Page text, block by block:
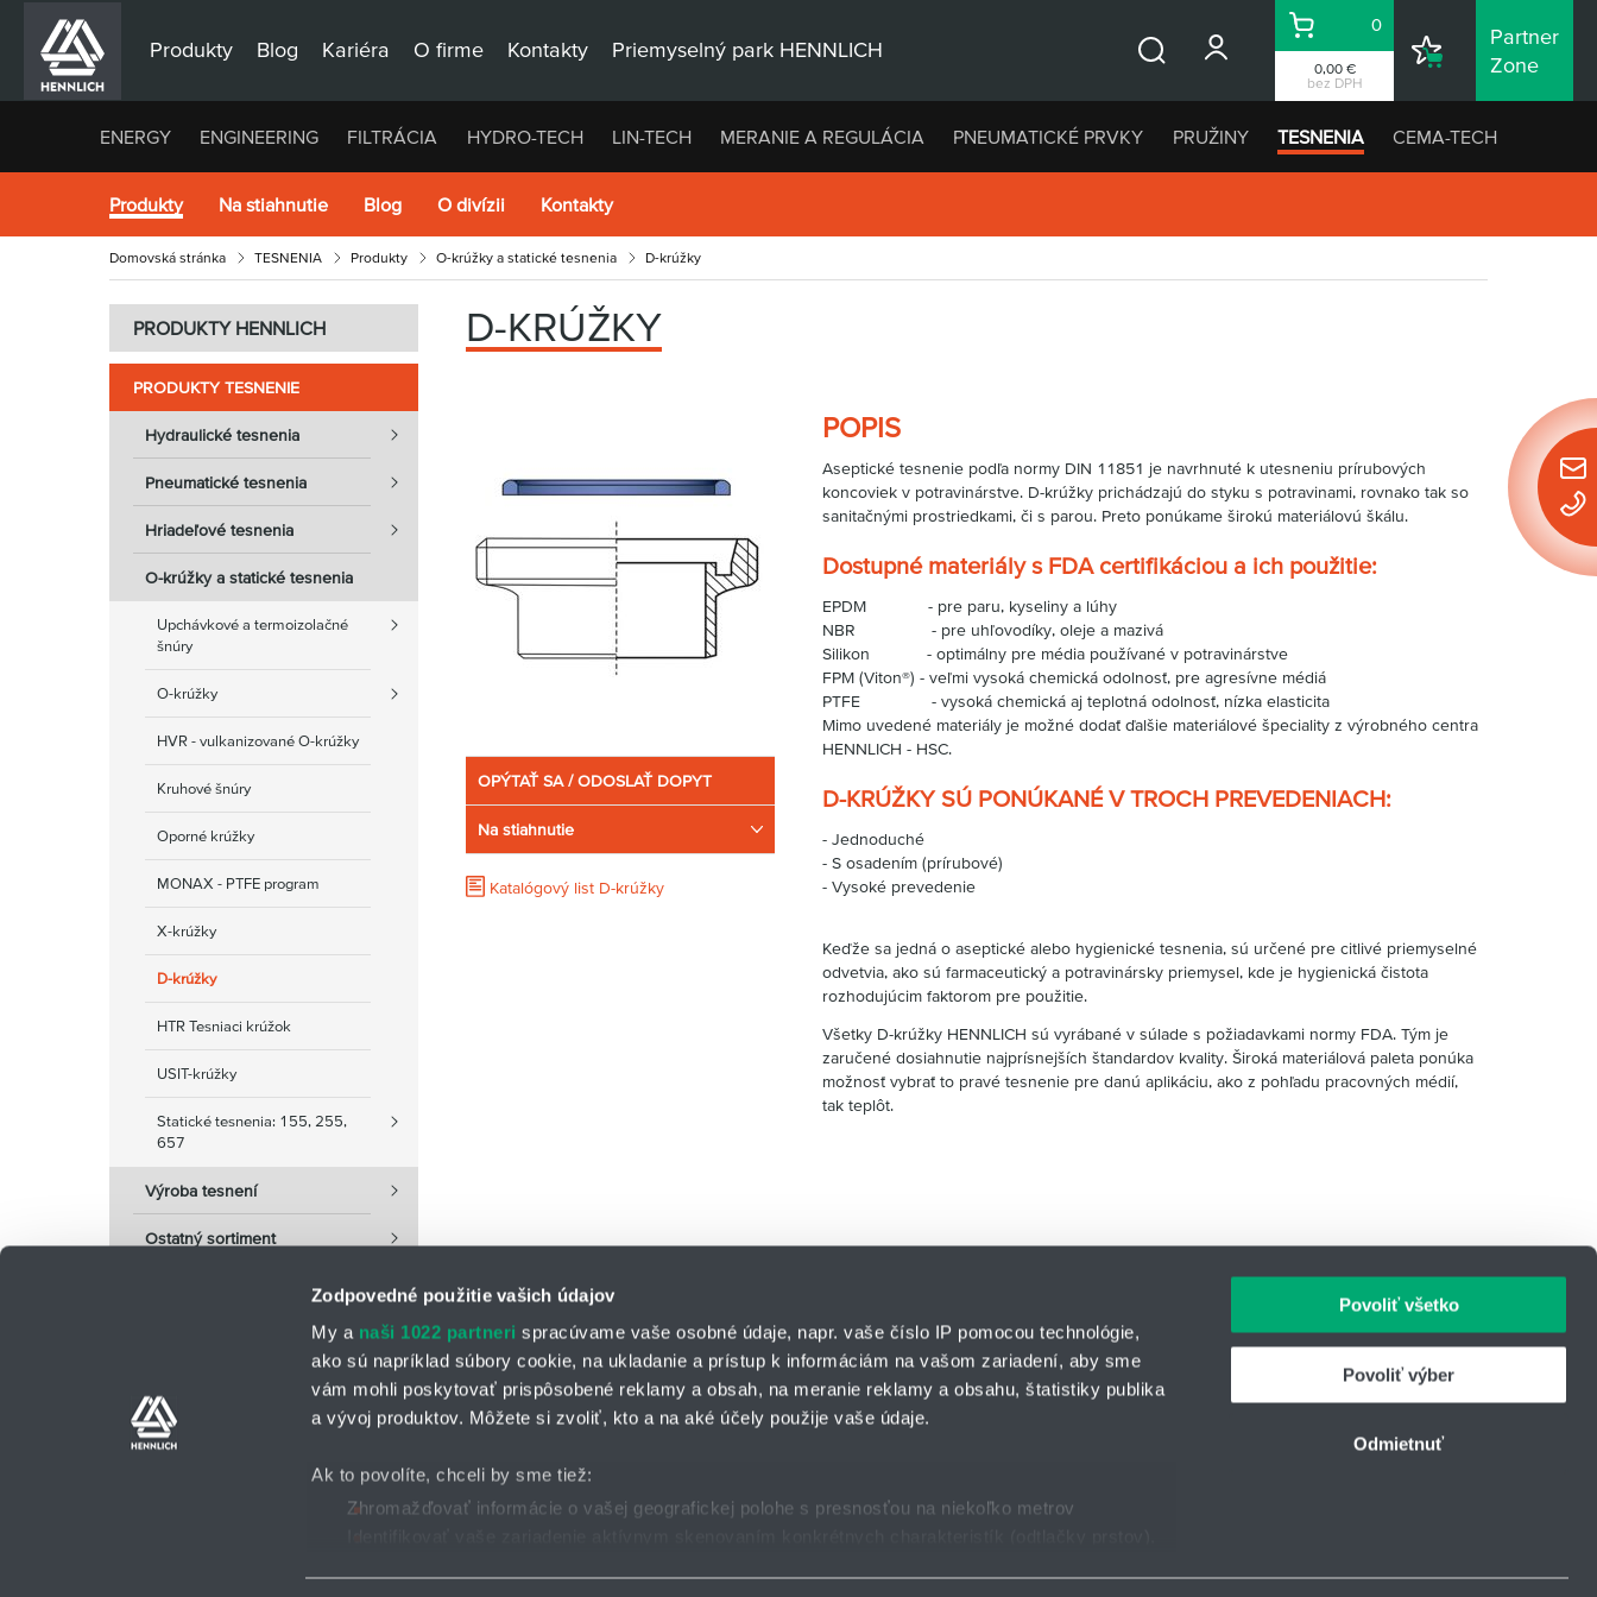
Zodpovedné použitie vašich údajov
My a naši 1022 partneri spracúvame vaše osobné údaje, napr. vaše číslo IP pomocou technológie,
ako sú napríklad súbory cookie, na ukladanie a prístup k informáciám na vašom zariadení, aby sme
vám mohli poskytovať prispôsobené reklamy a obsah, na meranie reklamy a obsahu, štatistiky publika
a vývoj produktov. Môžete si zvoliť, kto a na aké účely použije vaše údaje.
Ak to povolíte, chceli by sme tiež:
Zhromažďovať informácie o vašej geografickej polohe s presnosťou na niekoľko metrov
Povoliť všetko
Povoliť výber
Odmietnuť
Produkty Blog Kariéra O firme Kontakty Priemyselný park HENNLICH
0,00 €
bez DPH
Košík
0
Nákupný
Partner
Zone
ENERGY ENGINEERING FILTRÁCIA HYDRO-TECH LIN-TECH MERANIE A REGULÁCIA PNEUMATICKÉ PRVKY PRUŽINY TESNENIA CEMA-TECH
Produkty Na stiahnutie Blog O divízii Kontakty
Domovská stránka TESNENIA Produkty O-krúžky a statické tesnenia D-krúžky
PRODUKTY HENNLICH
PRODUKTY TESNENIE
Hydraulické tesnenia
Pneumatické tesnenia
Hriadeľové tesnenia
O-krúžky a statické tesnenia
Upchávkové a termoizolačné
šnúry
O-krúžky
HVR - vulkanizované O-krúžky
Kruhové šnúry
Oporné krúžky
MONAX - PTFE program
X-krúžky
D-krúžky
HTR Tesniaci krúžok
USIT-krúžky
Statické tesnenia: 155, 255,
657
Výroba tesnení
Ostatný sortiment
D-KRÚŽKY
OPÝTAŤ SA / ODOSLAŤ DOPYT
Na stiahnutie
Katalógový list D-krúžky
POPIS
Aseptické tesnenie podľa normy DIN 11851 je navrhnuté k utesneniu prírubových
koncoviek v potravinárstve. D-krúžky prichádzajú do styku s potravinami, rovnako tak so
sanitačnými prostriedkami, či s parou. Preto ponúkame širokú materiálovú škálu.
Dostupné materiály s FDA certifikáciou a ich použitie:
EPDM - pre paru, kyseliny a lúhy
NBR - pre uhľovodíky, oleje a mazivá
Silikon - optimálny pre média používané v potravinárstve
FPM (Viton®) - veľmi vysoká chemická odolnosť, pre agresívne médiá
PTFE - vysoká chemická aj teplotná odolnosť, nízka elasticita
Mimo uvedené materiály je možné dodať ďalšie materiálové špeciality z výrobného centra
HENNLICH - HSC.
D-KRÚŽKY SÚ PONÚKANÉ V TROCH PREVEDENIACH:
- Jednoduché
- S osadením (prírubové)
- Vysoké prevedenie
Keďže sa jedná o aseptické alebo hygienické tesnenia, sú určené pre citlivé priemyselné
odvetvia, ako sú farmaceutický a potravinársky priemysel, kde je hygienická čistota
rozhodujúcim faktorom pre použitie.
Všetky D-krúžky HENNLICH sú vyrábané v súlade s požiadavkami normy FDA. Tým je
zaručené dosiahnutie najprísnejších štandardov kvality. Široká materiálová paleta ponúka
možnosť vybrať to pravé tesnenie pre danú aplikáciu, ako z pohľadu pracovných médií,
tak teplôt.
HENNLICH s.r.o.
Košťany nad Turcom 543
IČO: 31344500
+421 43 421 23 53